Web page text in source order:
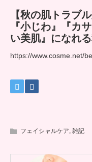
【秋の肌トラブ
『小じわ』『カ
い美肌』になれる
https://www.cosme.net/
フェイシャルケア 雑記